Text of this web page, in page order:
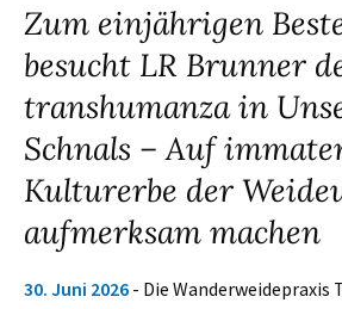
Zum einjährigen
besucht LR Brunner
transhumanza in
Schnals – Auf
Kulturerbe der
aufmerksam machen
30. Juni 2026 - Die Wanderweidepraxis